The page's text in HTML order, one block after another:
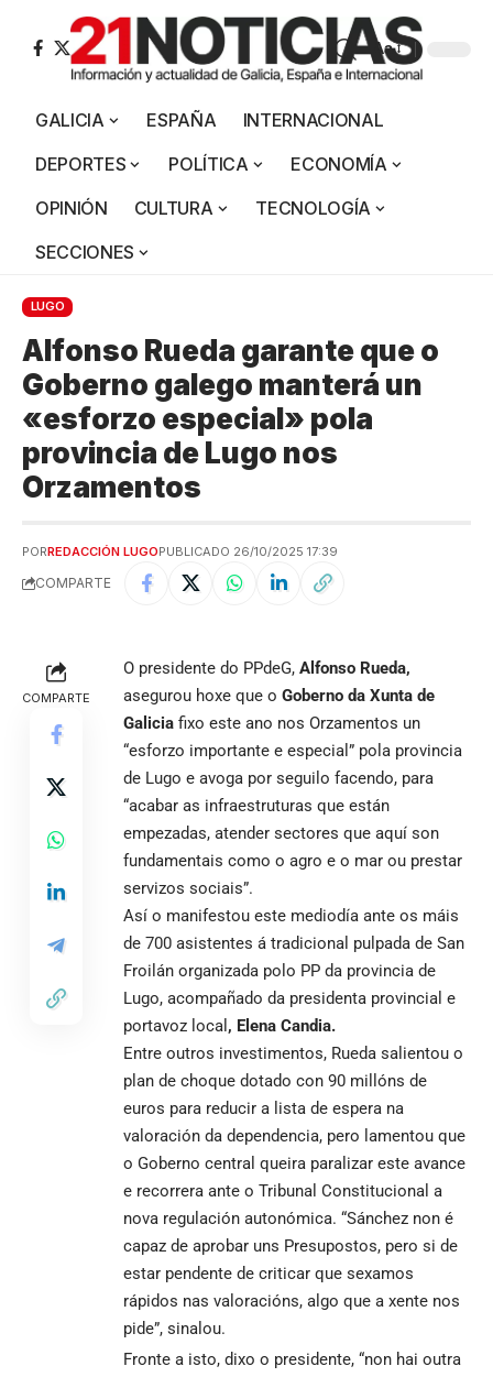
Aa
GALICIA ESPAÑA
INTERNACIONAL
DEPORTES
POLÍTICA
ECONOMÍA
OPINIÓN
CULTURA
TECNOLOGÍA
SECCIONES
LUGO
Alfonso Rueda garante que o
Goberno galego manterá un
«esforzo especial» pola
provincia de Lugo nos
Orzamentos
PORREDACCIÓN LUGOPUBLICADO 26/10/2025 17:39
COMPARTE
COMPARTE
O presidente do PPdeG, Alfonso Rueda,
asegurou hoxe que o Goberno da Xunta de
Galicia fixo este ano nos Orzamentos un
“esforzo importante e especial” pola provincia
de Lugo e avoga por seguilo facendo, para
“acabar as infraestruturas que están
empezadas, atender sectores que aquí son
fundamentais como o agro e o mar ou prestar
servizos sociais”.
Así o manifestou este mediodía ante os máis
de 700 asistentes á tradicional pulpada de San
Froilán organizada polo PP da provincia de
Lugo, acompañado da presidenta provincial e
portavoz local , Elena Candia.
Entre outros investimentos, Rueda salientou o
plan de choque dotado con 90 millóns de
euros para reducir a lista de espera na
valoración da dependencia, pero lamentou que
o Goberno central queira paralizar este avance
e recorrera ante o Tribunal Constitucional a
nova regulación autonómica. “Sánchez non é
capaz de aprobar uns Presupostos, pero si de
estar pendente de criticar que sexamos
rápidos nas valoracións, algo que a xente nos
pide”, sinalou.
Fronte a isto, dixo o presidente, “non hai outra